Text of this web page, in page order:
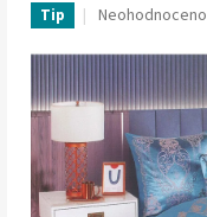
Tip
Průměrné
produktu
0,0
z
5
hvězdiček.
Neohodnoceno